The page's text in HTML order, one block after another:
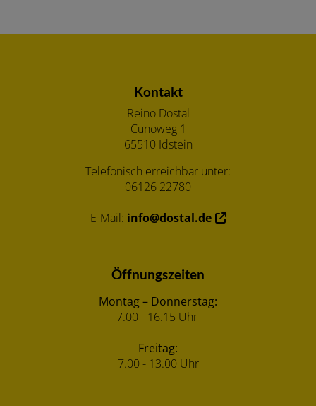
Kontakt
Reino Dostal
Cunoweg 1
65510 Idstein
Telefonisch erreichbar unter:
06126 22780
E-Mail: info@dostal.de
Öffnungszeiten
Montag – Donnerstag:
7.00 - 16.15 Uhr
Freitag:
7.00 - 13.00 Uhr